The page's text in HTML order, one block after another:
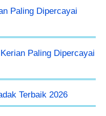
Paling Dipercayai
Paling Dipercayai
Terbaik 2026